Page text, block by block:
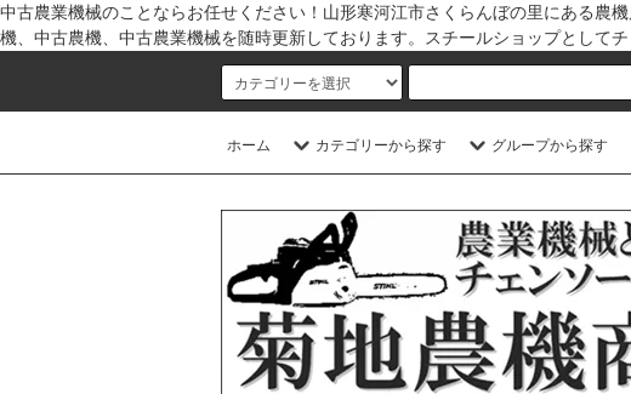
中古農業機械のことならお任せください！山形寒河江市さくらんぼの里にある農
機、中古農機、中古農業機械を随時更新しております。スチールショップとして
ホーム カテゴリーから探す グループから探す